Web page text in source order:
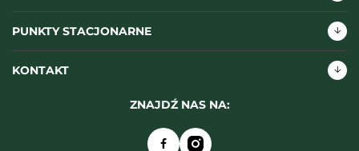
PUNKTY STACJONARNE
KONTAKT
ZNAJDŹ NAS NA: